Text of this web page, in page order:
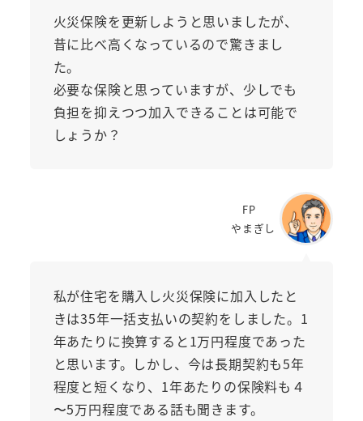
火災保険を更新しようと思いましたが、
昔に比べ高くなっているので驚きまし
た。
必要な保険と思っていますが、少しでも
負担を抑えつつ加入できることは可能で
しょうか？
FP
やまぎし
私が住宅を購入し火災保険に加入したと
きは35年一括支払いの契約をしました。1
年あたりに換算すると1万円程度であった
と思います。しかし、今は長期契約も5年
程度と短くなり、1年あたりの保険料も４
〜5万円程度である話も聞きます。